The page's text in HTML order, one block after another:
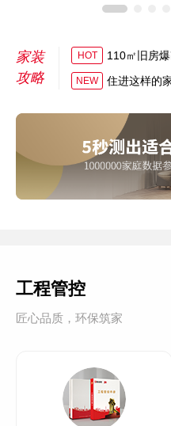
家装
攻略
HOT 110㎡旧房
NEW 住进这样的
工程管控
匠心品质，环保筑家